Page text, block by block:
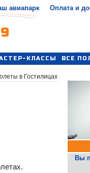
авиапарк Оплата и
КЛАССЫ ВСЕ
в Гостилицах
Вы